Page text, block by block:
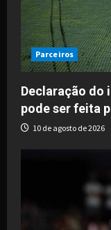
Parceiros
Declaração do
pode ser feita
10 de agosto de 2026